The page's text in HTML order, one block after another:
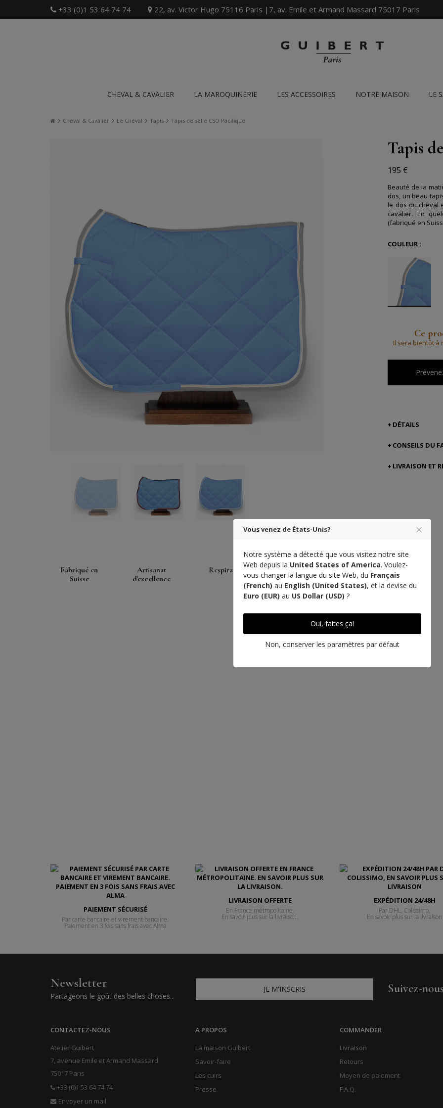
+33 (0)1 53 64 74 74 22, av. Victor Hugo 75116 Paris |7, av. Emile et Armand Massard 75017 Paris
CHEVAL & CAVALIER LA MAROQUINERIE LES ACCESSOIRES NOTRE MAISON LE
Cheval & Cavalier Le Cheval Tapis Tapis de selle CSO Pacifique
Fabriqué en
Suisse
Artisanat
d'excellence
Respirant
Rendez-vous à
l'Atelier
Tapis
195 €
Beauté de la
dos, un beau
le dos du cheval
cavalier. En
(fabriqué en
COULEUR :
Ce
Il sera bientôt à
DÉTAILS
CONSEILS DU
LIVRAISON ET
PAIEMENT SÉCURISÉ
Par carte bancaire et virement bancaire.
Paiement en 3 fois sans frais avec Alma
LIVRAISON OFFERTE
En France métropolitaine.
En savoir plus sur la livraison.
EXPÉDITION 24/48H
Par DHL, Colissimo,
En savoir plus sur la livraison
Newsletter
Partageons le goût des belles choses...
JE M'INSCRIS Suivez-nous
CONTACTEZ-NOUS
Atelier Guibert
7, avenue Emile et Armand Massard
75017 Paris
+33 (0)1 53 64 74 74
Envoyer un mail
A PROPOS
La maison Guibert
Savoir-faire
Les cuirs
Presse
COMMANDER
Livraison
Retours
Moyen de paiement
F.A.Q.
Vous venez de États-Unis?
Notre système a détecté que vous visitez notre site
Web depuis la United States of America. Voulez-
vous changer la langue du site Web, du Français
(French) au English (United States), et la devise du
Euro (EUR) au US Dollar (USD) ?
Oui, faites ça!
Non, conserver les paramètres par défaut